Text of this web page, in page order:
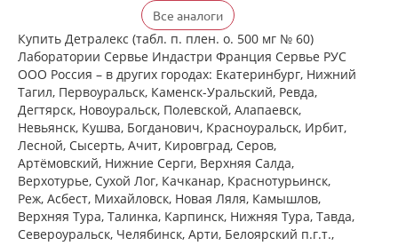
Детралекс (табл. п. плен. о. 500 мг №
60) Лаборатории Сервье Индастри
Франция Сервье РУС ООО Россия
есть в 1 аптеках
от 2 164,00 до 2 164,00
Венарус (табл. п. плен. о. 50 мг+450
мг № 30) Алиум АО (Московская
обл,.рп. Оболенск) Россия
есть в 1 аптеках
от 1 183,00 до 1 183,00
Венарус (табл. п. плен. о. 50 мг+450
Все аналоги
Купить Детралекс (табл. п. плен. о. 500 мг № 60)
Лаборатории Сервье Индастри Франция Сервье РУС
ООО Россия – в других городах: Екатеринбург, Нижний
Тагил, Первоуральск, Каменск-Уральский, Ревда,
Дегтярск, Новоуральск, Полевской, Алапаевск,
Невьянск, Кушва, Богданович, Красноуральск, Ирбит,
Лесной, Сысерть, Ачит, Кировград, Серов,
Артёмовский, Нижние Cерги, Верхняя Салда,
Верхотурье, Сухой Лог, Качканар, Краснотурьинск,
Реж, Асбест, Михайловск, Новая Ляля, Камышлов,
Верхняя Тура, Талинка, Карпинск, Нижняя Тура, Тавда,
Североуральск, Челябинск, Арти, Белоярский п.г.т.,